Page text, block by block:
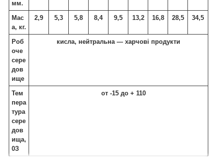
мм.
Мас
а, кг.
2,9 5,3 5,8 8,4 9,5 13,2 16,8 28,5 34,5
Роб
оче
сере
дов
ище
кисла, нейтральна — харчові продукти
Тем
пера
тура
сере
дов
ища,
0З
от -15 до + 110